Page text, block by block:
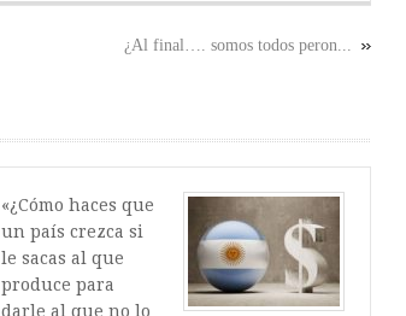
¿Al final…. somos todos peron...
«¿Cómo haces que
un país crezca si
le sacas al que
produce para
darle al que no lo